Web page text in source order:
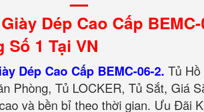
Dép Cao Cấp
1 Tại VN
Dép Cao Cấp BEMC-06-2. Tủ
Phòng, Tủ LOCKER, Tủ Sắt, Giá
và bền bỉ theo thời gian. Ưu Đãi